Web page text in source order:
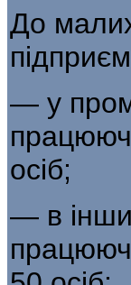
До
— у
осіб;
— в